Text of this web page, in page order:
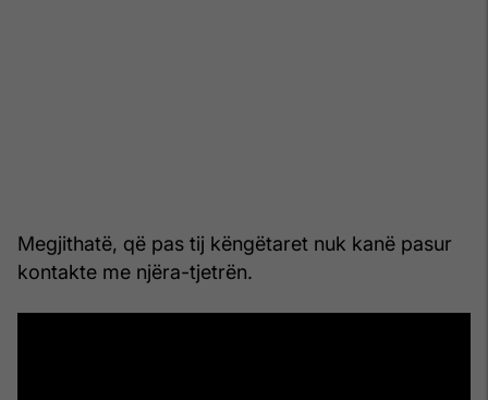
Megjithatë, që pas tij këngëtaret nuk kanë pasur
kontakte me njëra-tjetrën.